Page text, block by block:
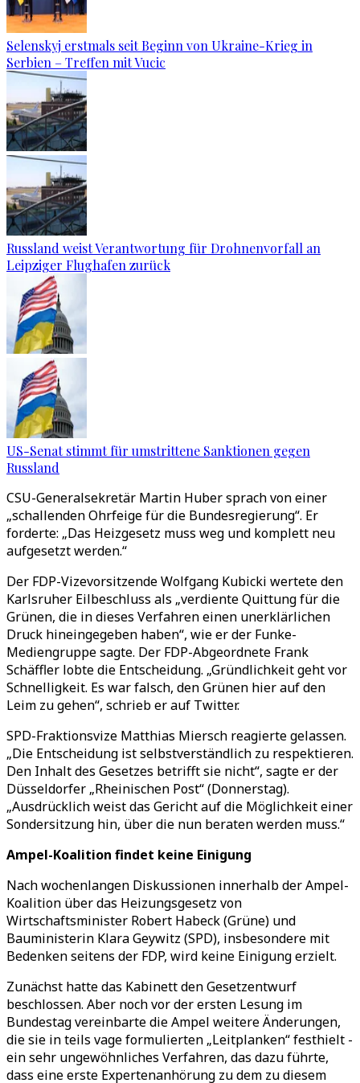
Selenskyj erstmals seit Beginn von Ukraine-Krieg in
Serbien – Treffen mit Vucic
Russland weist Verantwortung für Drohnenvorfall an
Leipziger Flughafen zurück
US-Senat stimmt für umstrittene Sanktionen gegen
Russland
CSU-Generalsekretär Martin Huber sprach von einer
„schallenden Ohrfeige für die Bundesregierung“. Er
forderte: „Das Heizgesetz muss weg und komplett neu
aufgesetzt werden.“
Der FDP-Vizevorsitzende Wolfgang Kubicki wertete den
Karlsruher Eilbeschluss als „verdiente Quittung für die
Grünen, die in dieses Verfahren einen unerklärlichen
Druck hineingegeben haben“, wie er der Funke-
Mediengruppe sagte. Der FDP-Abgeordnete Frank
Schäffler lobte die Entscheidung. „Gründlichkeit geht vor
Schnelligkeit. Es war falsch, den Grünen hier auf den
Leim zu gehen“, schrieb er auf Twitter.
SPD-Fraktionsvize Matthias Miersch reagierte gelassen.
„Die Entscheidung ist selbstverständlich zu respektieren.
Den Inhalt des Gesetzes betrifft sie nicht“, sagte er der
Düsseldorfer „Rheinischen Post“ (Donnerstag).
„Ausdrücklich weist das Gericht auf die Möglichkeit einer
Sondersitzung hin, über die nun beraten werden muss.“
Ampel-Koalition findet keine Einigung
Nach wochenlangen Diskussionen innerhalb der Ampel-
Koalition über das Heizungsgesetz von
Wirtschaftsminister Robert Habeck (Grüne) und
Bauministerin Klara Geywitz (SPD), insbesondere mit
Bedenken seitens der FDP, wird keine Einigung erzielt.
Zunächst hatte das Kabinett den Gesetzentwurf
beschlossen. Aber noch vor der ersten Lesung im
Bundestag vereinbarte die Ampel weitere Änderungen,
die sie in teils vage formulierten „Leitplanken“ festhielt -
ein sehr ungewöhnliches Verfahren, das dazu führte,
dass eine erste Expertenanhörung zu dem zu diesem